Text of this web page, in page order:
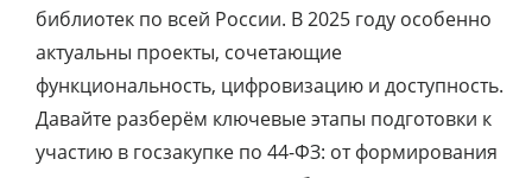
библиотек по всей России. В 2025 году особенно
актуальны проекты, сочетающие
функциональность, цифровизацию и доступность.
Давайте разберём ключевые этапы подготовки к
участию в госзакупке по 44-ФЗ: от формирования